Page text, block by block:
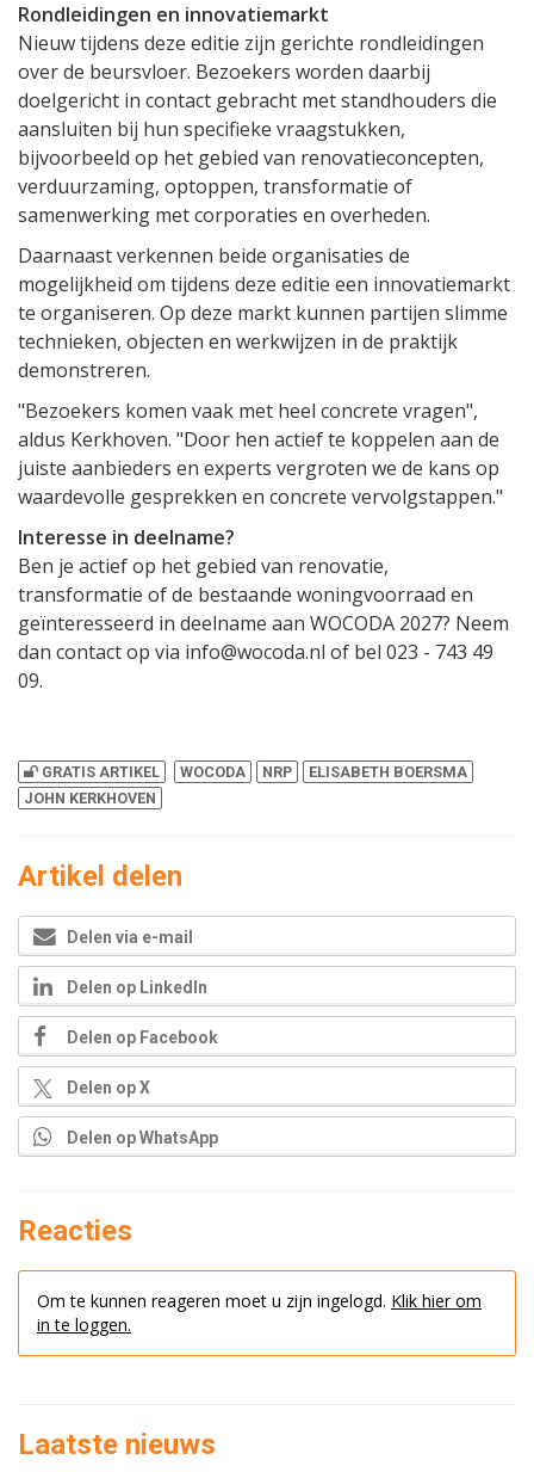
Rondleidingen en innovatiemarkt
Nieuw tijdens deze editie zijn gerichte rondleidingen
over de beursvloer. Bezoekers worden daarbij
doelgericht in contact gebracht met standhouders die
aansluiten bij hun specifieke vraagstukken,
bijvoorbeeld op het gebied van renovatieconcepten,
verduurzaming, optoppen, transformatie of
samenwerking met corporaties en overheden.
Daarnaast verkennen beide organisaties de
mogelijkheid om tijdens deze editie een innovatiemarkt
te organiseren. Op deze markt kunnen partijen slimme
technieken, objecten en werkwijzen in de praktijk
demonstreren.
"Bezoekers komen vaak met heel concrete vragen",
aldus Kerkhoven. "Door hen actief te koppelen aan de
juiste aanbieders en experts vergroten we de kans op
waardevolle gesprekken en concrete vervolgstappen."
Interesse in deelname?
Ben je actief op het gebied van renovatie,
transformatie of de bestaande woningvoorraad en
geïnteresseerd in deelname aan WOCODA 2027? Neem
dan contact op via info@wocoda.nl of bel 023 - 743 49
09.
GRATIS ARTIKEL WOCODA NRP
ELISABETH BOERSMA
JOHN KERKHOVEN
Artikel delen
Delen via e-mail
Delen op LinkedIn
Delen op Facebook
Delen op X
Delen op WhatsApp
Reacties
Om te kunnen reageren moet u zijn ingelogd. Klik hier om
in te loggen.
Laatste nieuws